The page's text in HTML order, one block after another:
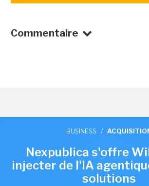
Commentaire
BUSINESS /
Nexpublica s'offre
injecter de l'IA
solutions